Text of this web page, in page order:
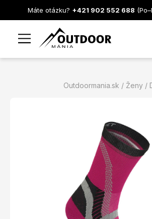
Máte otázku? +421 902 552 688
Outdoormania.sk Ženy